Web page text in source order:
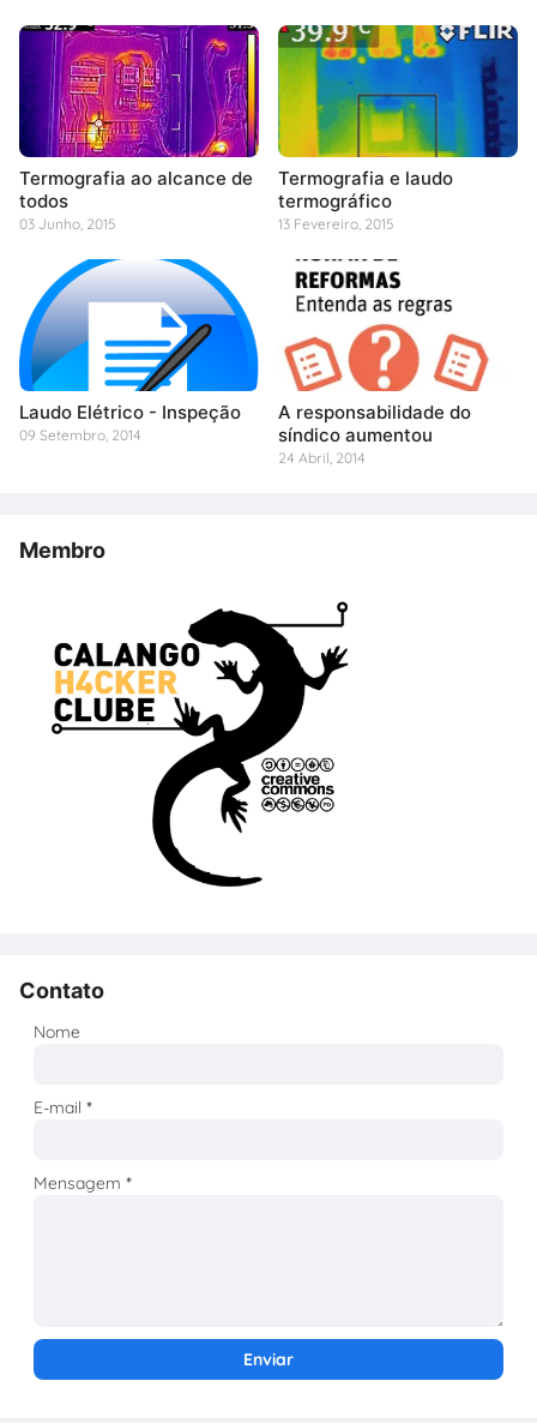
Termografia ao alcance de
todos
03 Junho, 2015
Termografia e laudo
termográfico
13 Fevereiro, 2015
Laudo Elétrico - Inspeção
09 Setembro, 2014
A responsabilidade do
síndico aumentou
24 Abril, 2014
Membro
Contato
Nome
E-mail*
Mensagem*